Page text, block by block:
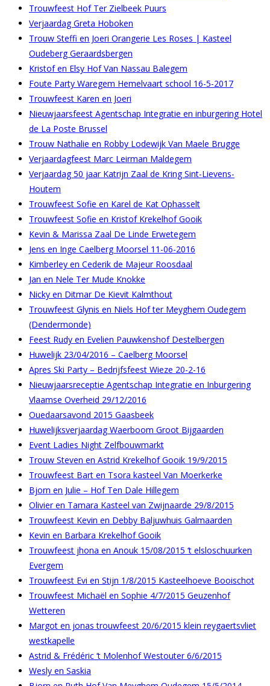
Trouwfeest Hof Ter Zielbeek Puurs
Verjaardag Greta Hoboken
Trouw Steffi en Joeri Orangerie Les Roses | Kasteel
Oudeberg Geraardsbergen
Kristof en Elsy Hof Van Nassau Balegem
Foute Party Waregem Hemelvaart school 16-5-2017
Trouwfeest Karen en Joeri
Nieuwjaarsfeest Agentschap Integratie en inburgering Hotel
de La Poste Brussel
Trouw Nathalie en Robby Lodewijk Van Maele Brugge
Verjaardagfeest Marc Leirman Maldegem
Verjaardag 50 jaar Katrijn Zaal de Kring Sint-Lievens-
Houtem
Trouwfeest Sofie en Karel de Kat Ophasselt
Trouwfeest Sofie en Kristof Krekelhof Gooik
Kevin & Marissa Zaal De Linde Erwetegem
Jens en Inge Caelberg Moorsel 11-06-2016
Kimberley en Cederik de Majeur Roosdaal
Jan en Nele Ter Mude Knokke
Nicky en Ditmar De Kievit Kalmthout
Trouwfeest Glynis en Niels Hof ter Meyghem Oudegem
(Dendermonde)
Feest Rudy en Evelien Pauwkenshof Destelbergen
Huwelijk 23/04/2016 – Caelberg Moorsel
Apres Ski Party – Bedrijfsfeest Wieze 20-2-16
Nieuwjaarsreceptie Agentschap Integratie en Inburgering
Vlaamse Overheid 29/12/2016
Ouedaarsavond 2015 Gaasbeek
Huwelijksverjaardag Waerboom Groot Bijgaarden
Event Ladies Night Zelfbouwmarkt
Trouw Steven en Astrid Krekelhof Gooik 19/9/2015
Trouwfeest Bart en Tsora kasteel Van Moerkerke
Bjorn en Julie – Hof Ten Dale Hillegem
Olivier en Tamara Kasteel van Zwijnaarde 29/8/2015
Trouwfeest Kevin en Debby Baljuwhuis Galmaarden
Kevin en Barbara Krekelhof Gooik
Trouwfeest jhona en Anouk 15/08/2015 ‘t elsloschuurken
Evergem
Trouwfeest Evi en Stijn 1/8/2015 Kasteelhoeve Booischot
Trouwfeest Michaël en Sophie 4/7/2015 Geuzenhof
Wetteren
Margot en jonas trouwfeest 20/6/2015 klein reygaertsvliet
westkapelle
Astrid & Frédéric ‘t Molenhof Westouter 6/6/2015
Wesly en Saskia